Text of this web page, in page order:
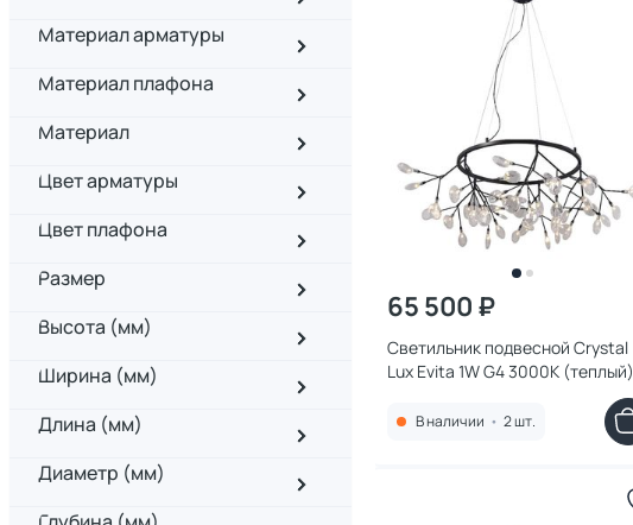
Материал арматуры
Материал плафона
Материал
Цвет арматуры
Цвет плафона
Размер
Высота (мм)
Ширина (мм)
Длина (мм)
Диаметр (мм)
65 500 ₽
Светильник подвесной Crystal
Lux Evita 1W G4 3000К (теплый)
BLACK/TRANSPARENT
В наличии • 2 шт.